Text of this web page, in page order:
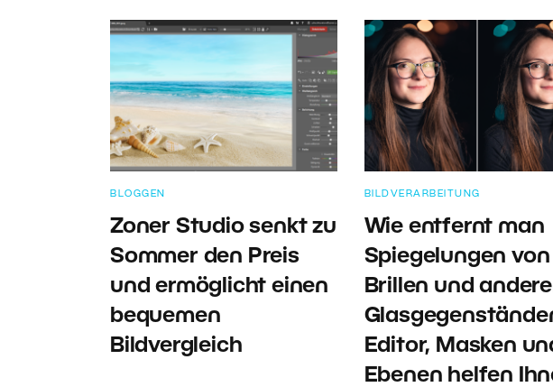
BLOGGEN
Zoner Studio senkt zu
Sommer den Preis
und ermöglicht einen
bequemen
Bildvergleich
BILDVERARBEITUNG
Wie entfernt man
Spiegelungen von
Brillen und
Editor, Masken
Ebenen helfen